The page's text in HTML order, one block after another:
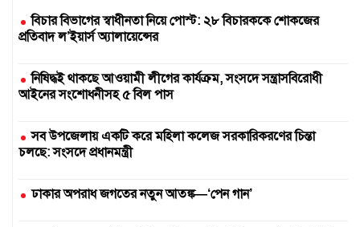
বিচার বিভাগের স্বাধীনতা নিয়ে পোস্ট: ২৮ বিচারককে শোকজের
প্রতিবাদ ল’ইয়ার্স অ্যালায়েন্সের
নিষিদ্ধই থাকছে আওয়ামী লীগের কার্যক্রম, সংসদে সন্ত্রাসবিরোধী
আইনের সংশোধনীসহ ৫ বিল পাস
সব উপজেলায় একটি করে মহিলা কলেজ সরকারিকরণের চিন্তা
চলছে: সংসদে প্রধানমন্ত্রী
ঢাকার অপরাধ জগতের নতুন আতঙ্ক—‘পেন গান’